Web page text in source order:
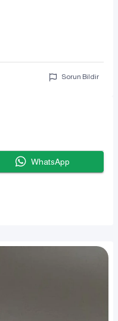
Sorun Bildir
WhatsApp